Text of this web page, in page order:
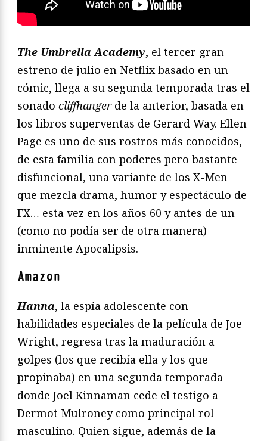
The Umbrella Academy, el tercer gran
estreno de julio en Netflix basado en un
cómic, llega a su segunda temporada tras el
sonado cliffhangerde la anterior, basada en
los libros superventas de Gerard Way. Ellen
Page es uno de sus rostros más conocidos,
de esta familia con poderes pero bastante
disfuncional, una variante de los X-Men
que mezcla drama, humor y espectáculo de
FX… esta vez en los años 60 y antes de un
(como no podía ser de otra manera)
inminente Apocalipsis.
Amazon
Hanna, la espía adolescente con
habilidades especiales de la película de Joe
Wright, regresa tras la maduración a
golpes (los que recibía ella y los que
propinaba) en una segunda temporada
donde Joel Kinnaman cede el testigo a
Dermot Mulroney como principal rol
masculino. Quien sigue, además de la